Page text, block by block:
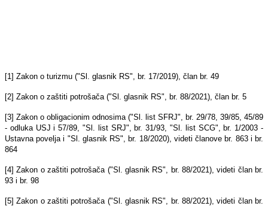
[1] Zakon o turizmu ("Sl. glasnik RS", br. 17/2019), član br. 49
[2] Zakon o zaštiti potrošača ("Sl. glasnik RS", br. 88/2021), član br. 5
[3] Zakon o obligacionim odnosima ("Sl. list SFRJ", br. 29/78, 39/85, 45/89
- odluka USJ i 57/89, "Sl. list SRJ", br. 31/93, "Sl. list SCG", br. 1/2003 -
Ustavna povelja i "Sl. glasnik RS", br. 18/2020), videti članove br. 863 i br.
864
[4] Zakon o zaštiti potrošača ("Sl. glasnik RS", br. 88/2021), videti član br.
93 i br. 98
[5] Zakon o zaštiti potrošača ("Sl. glasnik RS", br. 88/2021), videti član br.